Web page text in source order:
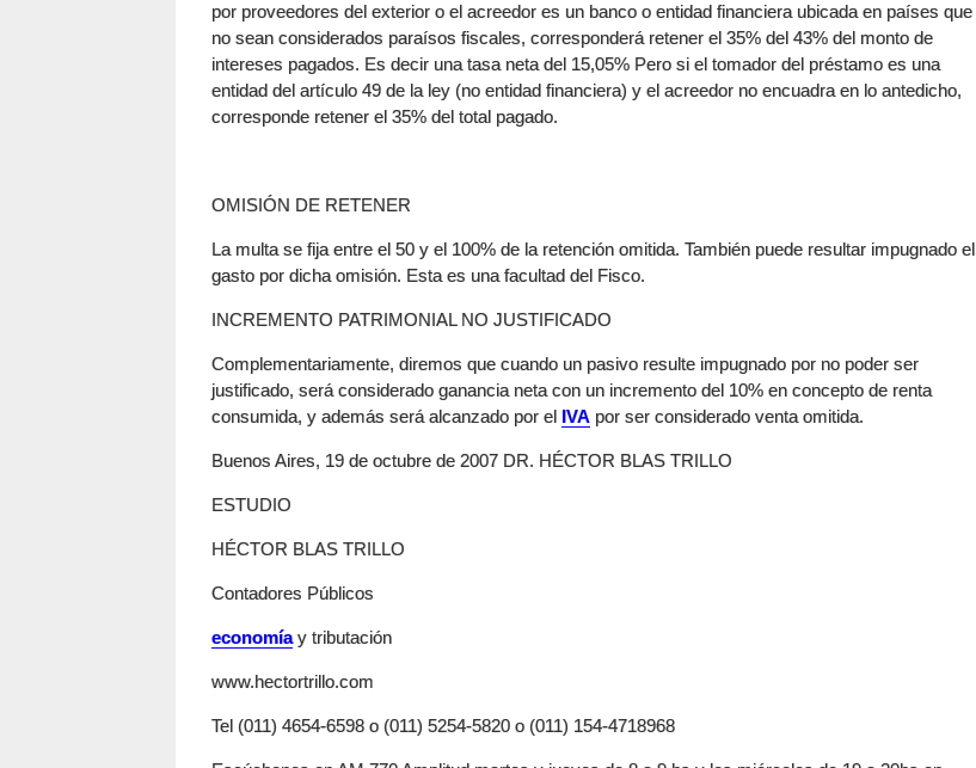
por proveedores del exterior o el acreedor es un banco o entidad financiera ubicada en países que
no sean considerados paraísos fiscales, corresponderá retener el 35% del 43% del monto de
intereses pagados. Es decir una tasa neta del 15,05% Pero si el tomador del préstamo es una
entidad del artículo 49 de la ley (no entidad financiera) y el acreedor no encuadra en lo antedicho,
corresponde retener el 35% del total pagado.
OMISIÓN DE RETENER
La multa se fija entre el 50 y el 100% de la retención omitida. También puede resultar impugnado el
gasto por dicha omisión. Esta es una facultad del Fisco.
INCREMENTO PATRIMONIAL NO JUSTIFICADO
Complementariamente, diremos que cuando un pasivo resulte impugnado por no poder ser
justificado, será considerado ganancia neta con un incremento del 10% en concepto de renta
consumida, y además será alcanzado por el IVA por ser considerado venta omitida.
Buenos Aires, 19 de octubre de 2007 DR. HÉCTOR BLAS TRILLO
ESTUDIO
HÉCTOR BLAS TRILLO
Contadores Públicos
economíay tributación
www.hectortrillo.com
Tel (011) 4654-6598 o (011) 5254-5820 o (011) 154-4718968